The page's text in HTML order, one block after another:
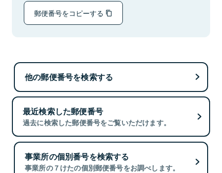
郵便番号をコピーする
他の郵便番号を検索する
最近検索した郵便番号
過去に検索した郵便番号をご覧いただけます。
事業所の個別番号を検索する
事業所の７けたの個別郵便番号をお調べします。